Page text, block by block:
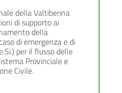
della Valtiberina
di supporto ai
della
di emergenza e di
per il flusso delle
Provinciale e
Civile.